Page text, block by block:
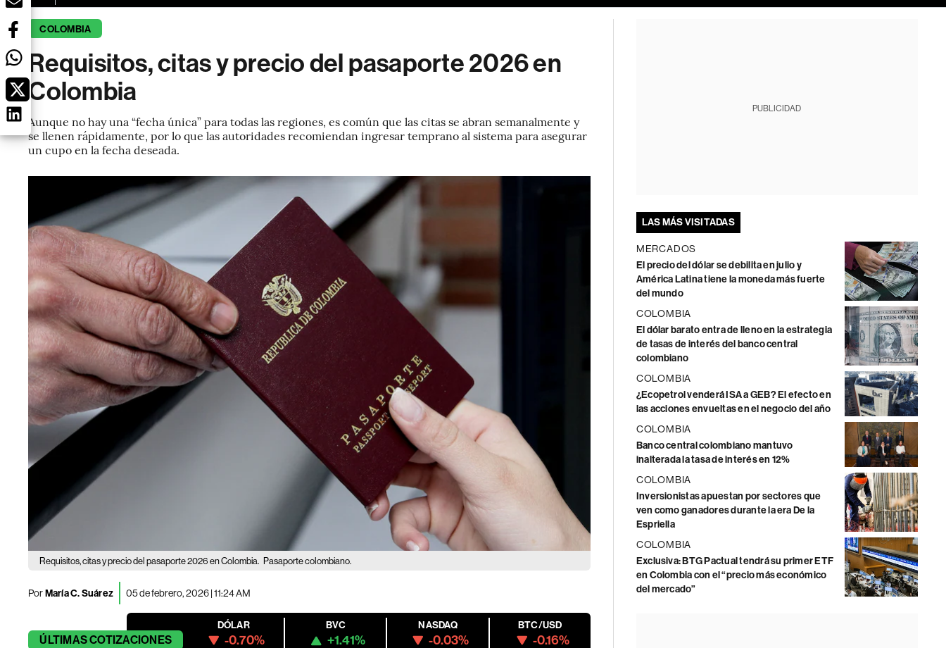
COLOMBIA
Requisitos, citas y precio del pasaporte 2026 en
Colombia
Aunque no hay una “fecha única” para todas las regiones, es común que las citas se abran semanalmente y
se llenen rápidamente, por lo que las autoridades recomiendan ingresar temprano al sistema para asegurar
un cupo en la fecha deseada.
Requisitos, citas y precio del pasaporte 2026 en Colombia. Pasaporte colombiano.
PorMaría C. Suárez 05 de febrero, 2026 | 11:24 AM
ÚLTIMASCOTIZACIONES
DÓLAR
-0.70%
BVC
+1.41%
NASDAQ
-0.03%
BTC/USD
-0.16%
PUBLICIDAD
LAS MÁS VISITADAS
MERCADOS
El precio del dólar se debilita en julio y
América Latina tiene la moneda más fuerte
del mundo
COLOMBIA
El dólar barato entra de lleno en la estrategia
de tasas de interés del banco central
colombiano
COLOMBIA
¿Ecopetrol venderá ISA a GEB? El efecto en
las acciones envueltas en el negocio del año
COLOMBIA
Banco central colombiano mantuvo
inalterada la tasa de interés en 12%
COLOMBIA
Inversionistas apuestan por sectores que
ven como ganadores durante la era De la
Espriella
COLOMBIA
Exclusiva: BTG Pactual tendrá su primer ETF
en Colombia con el “precio más económico
del mercado”